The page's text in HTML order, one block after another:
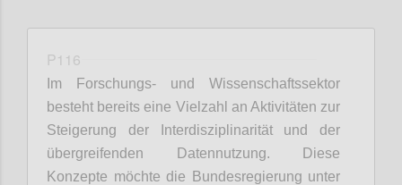
P116
Im Forschungs- und Wissenschaftssektor
besteht bereits eine Vielzahl an Aktivitäten zur
Steigerung der Interdisziplinarität und der
übergreifenden Datennutzung. Diese
Konzepte möchte die Bundesregierung unter